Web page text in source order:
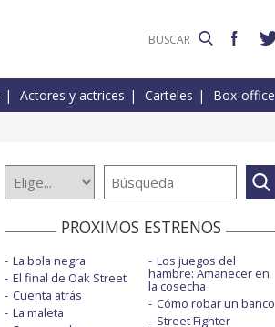
Actores y actrices Carteles Box-office
PROXIMOS ESTRENOS
La bola negra
El final de Oak Street
Cuenta atrás
La maleta
Los juegos del
hambre: Amanecer en
la cosecha
Cómo robar un banco
Street Fighter